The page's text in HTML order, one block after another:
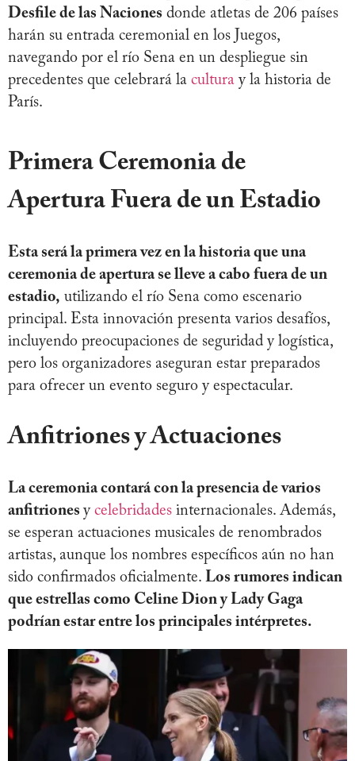
Desfile de las Naciones donde atletas de 206 países
harán su entrada ceremonial en los Juegos,
navegando por el río Sena en un despliegue sin
precedentes que celebrará la cultura y la historia de
París.
Primera Ceremonia de
Apertura Fuera de un Estadio
Esta será la primera vez en la historia que una
ceremonia de apertura se lleve a cabo fuera de un
estadio, utilizando el río Sena como escenario
principal. Esta innovación presenta varios desafíos,
incluyendo preocupaciones de seguridad y logística,
pero los organizadores aseguran estar preparados
para ofrecer un evento seguro y espectacular.
Anfitriones y Actuaciones
La ceremonia contará con la presencia de varios
anfitriones y celebridades internacionales. Además,
se esperan actuaciones musicales de renombrados
artistas, aunque los nombres específicos aún no han
sido confirmados oficialmente. Los rumores indican
que estrellas como Celine Dion y Lady Gaga
podrían estar entre los principales intérpretes.